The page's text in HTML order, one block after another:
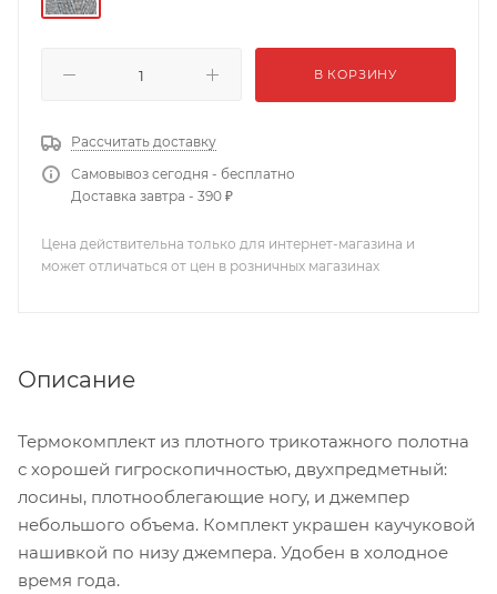
В КОРЗИНУ
Рассчитать доставку
Самовывоз сегодня - бесплатно
Доставка завтра - 390 ₽
Цена действительна только для интернет-магазина и
может отличаться от цен в розничных магазинах
Описание
Термокомплект из плотного трикотажного полотна
с хорошей гигроскопичностью, двухпредметный:
лосины, плотнооблегающие ногу, и джемпер
небольшого объема. Комплект украшен каучуковой
нашивкой по низу джемпера. Удобен в холодное
время года.